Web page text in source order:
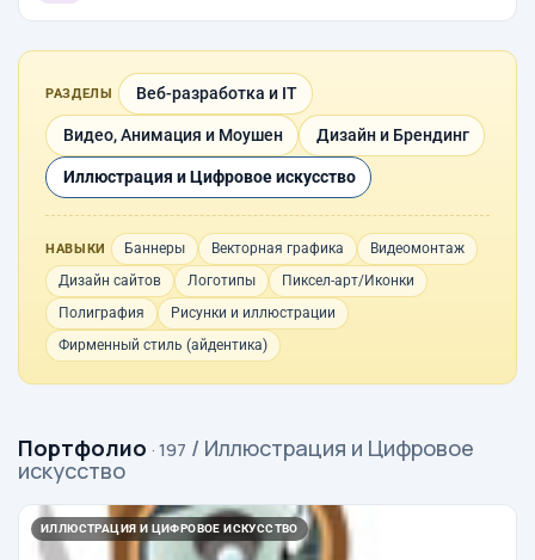
РАЗДЕЛЫ Веб-разработка и IT
Видео, Анимация и Моушен Дизайн и Брендинг
Иллюстрация и Цифровое искусство
НАВЫКИ Баннеры Векторная графика
Видеомонтаж
Дизайн сайтов
Логотипы
Пиксел-арт/Иконки
Полиграфия
Рисунки и иллюстрации
Фирменный стиль (айдентика)
Портфолио · 197 / Иллюстрация и Цифровое
искусство
ИЛЛЮСТРАЦИЯ И ЦИФРОВОЕ ИСКУССТВО